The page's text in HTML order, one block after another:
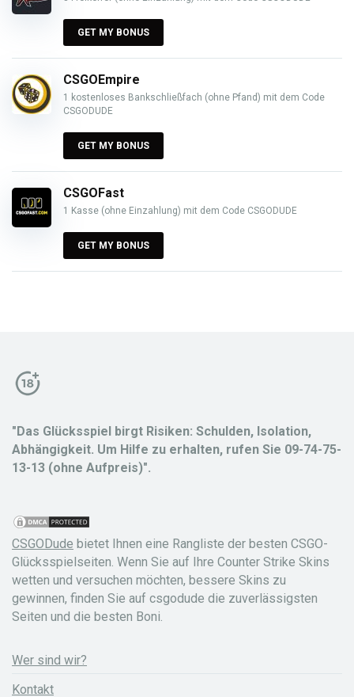
GET MY BONUS
CSGOEmpire
1 kostenloses Bankschließfach (ohne Pfand) mit dem Code
CSGODUDE
GET MY BONUS
CSGOFast
1 Kasse (ohne Einzahlung) mit dem Code CSGODUDE
GET MY BONUS
"Das Glücksspiel birgt Risiken: Schulden, Isolation,
Abhängigkeit. Um Hilfe zu erhalten, rufen Sie 09-74-75-
13-13 (ohne Aufpreis)".
CSGODude bietet Ihnen eine Rangliste der besten CSGO-
Glücksspielseiten. Wenn Sie auf Ihre Counter Strike Skins
wetten und versuchen möchten, bessere Skins zu
gewinnen, finden Sie auf csgodude die zuverlässigsten
Seiten und die besten Boni.
Wer sind wir?
Kontakt